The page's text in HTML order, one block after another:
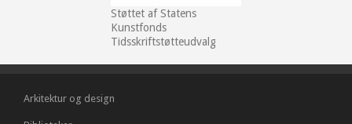
Støttet af Statens
Kunstfonds
Tidsskriftstøtteudvalg
Arkitektur og design